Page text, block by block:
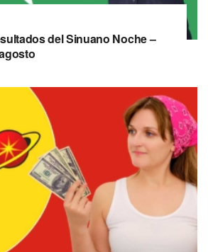
del Sinuano Noche –